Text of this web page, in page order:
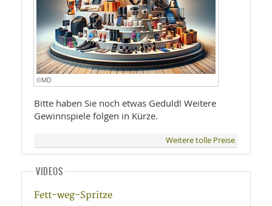
©MD
Bitte haben Sie noch etwas Geduld! Weitere
Gewinnspiele folgen in Kürze.
Weitere tolle Preise
VIDEOS
Fett-weg-Spritze